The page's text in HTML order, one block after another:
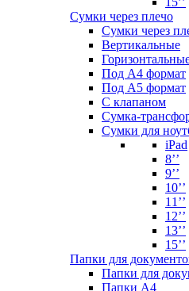
Сумки через плечо
Сумки через
Вертикальные
Под А4 формат
Под А5 формат
С клапаном
Сумка-
Сумки для
iPad
8’’
9’’
10’’
11’’
12’’
13’’
15’’
Папки для
Папки для
Папки А4